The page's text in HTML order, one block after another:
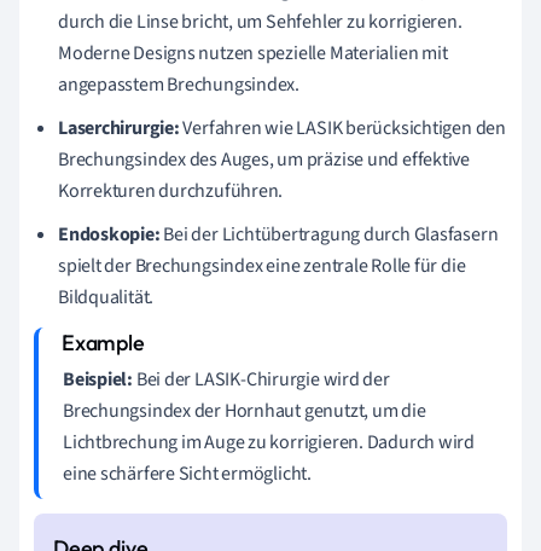
durch die Linse bricht, um Sehfehler zu korrigieren.
Moderne Designs nutzen spezielle Materialien mit
angepasstem Brechungsindex.
Laserchirurgie:Verfahren wie LASIK berücksichtigen den
Brechungsindex des Auges, um präzise und effektive
Korrekturen durchzuführen.
Endoskopie:Bei der Lichtübertragung durch Glasfasern
spielt der Brechungsindex eine zentrale Rolle für die
Bildqualität.
Beispiel: Bei der LASIK-Chirurgie wird der
Brechungsindex der Hornhaut genutzt, um die
Lichtbrechung im Auge zu korrigieren. Dadurch wird
eine schärfere Sicht ermöglicht.